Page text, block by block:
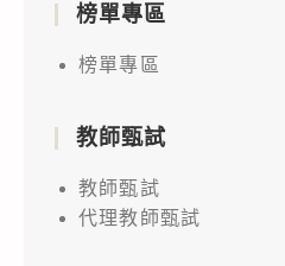
榜單專區
榜單專區
教師甄試
教師甄試
代理教師甄試